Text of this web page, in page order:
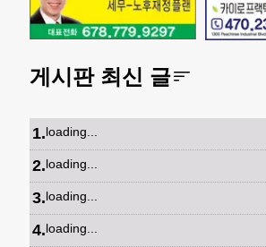
게시판 최신 글
1.loading...
2.loading...
3.loading...
4.loading...